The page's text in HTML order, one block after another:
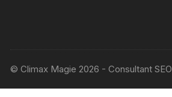
© Climax Magie 2026 - Consultant SEO